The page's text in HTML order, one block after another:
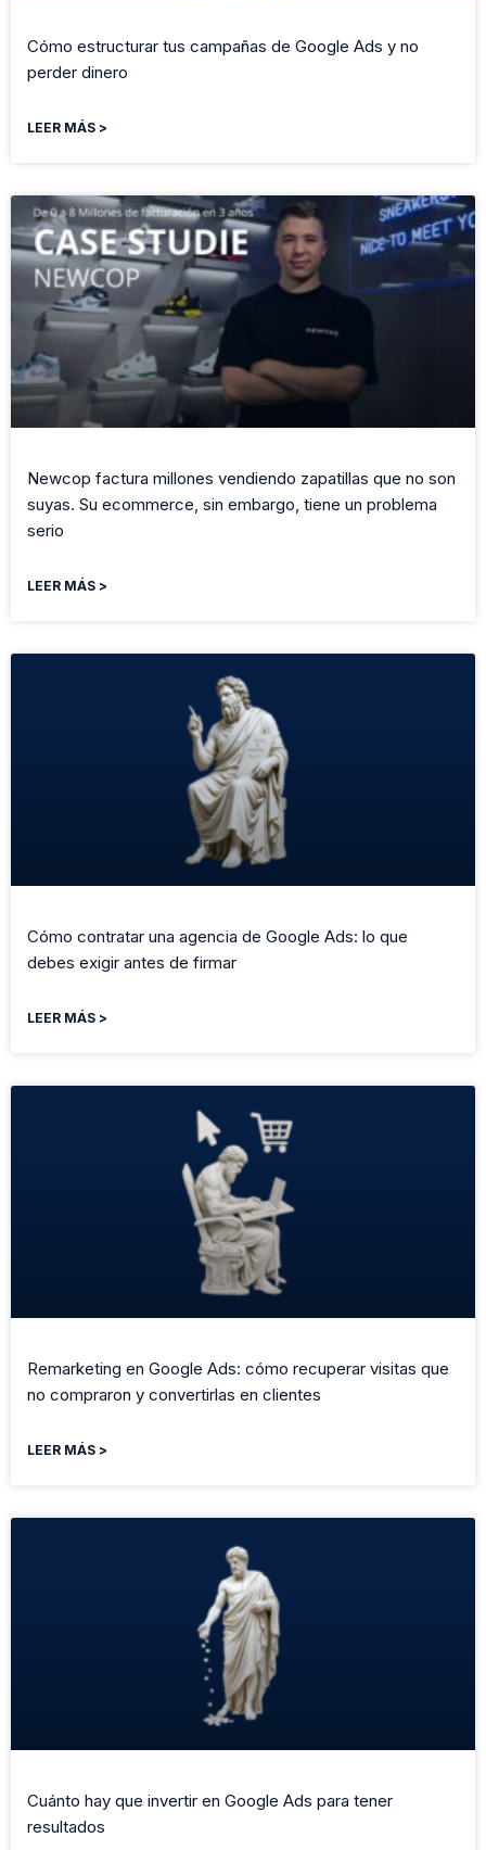
Cómo estructurar tus campañas de Google Ads y no
perder dinero
LEER MÁS >
Newcop factura millones vendiendo zapatillas que no son
suyas. Su ecommerce, sin embargo, tiene un problema
serio
LEER MÁS >
Cómo contratar una agencia de Google Ads: lo que
debes exigir antes de firmar
LEER MÁS >
Remarketing en Google Ads: cómo recuperar visitas que
no compraron y convertirlas en clientes
LEER MÁS >
Cuánto hay que invertir en Google Ads para tener
resultados